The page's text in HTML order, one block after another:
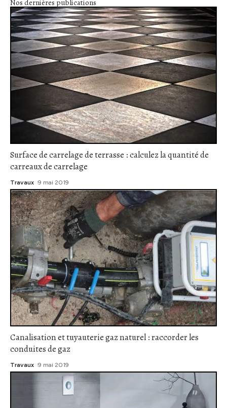
Nos dernières publications
Surface de carrelage de terrasse : calculez la quantité de
carreaux de carrelage
Travaux 9 mai 2019
Canalisation et tuyauterie gaz naturel : raccorder les
conduites de gaz
Travaux 9 mai 2019